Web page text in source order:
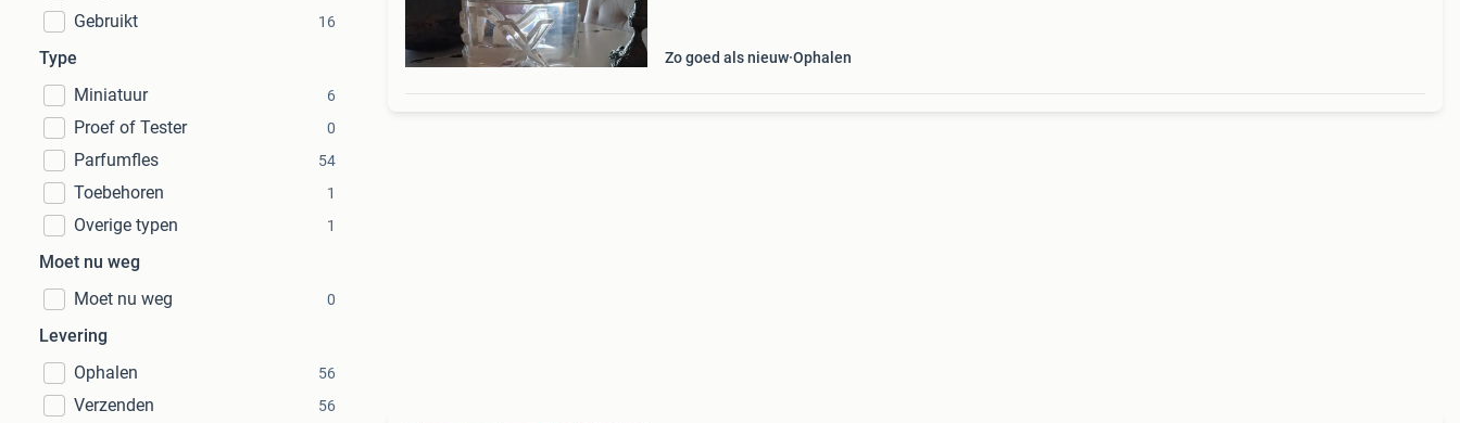
Gebruikt 16
Type
Miniatuur
6
Proef of Tester 0
Parfumfles 54
Toebehoren 1
Overige typen 1
Moet nu weg
Moet nu weg
0
Levering
Ophalen
56
Verzenden 56
Zo goed als nieuw Ophalen